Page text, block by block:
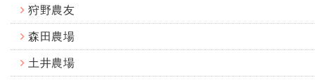
狩野農友
森田農場
土井農場